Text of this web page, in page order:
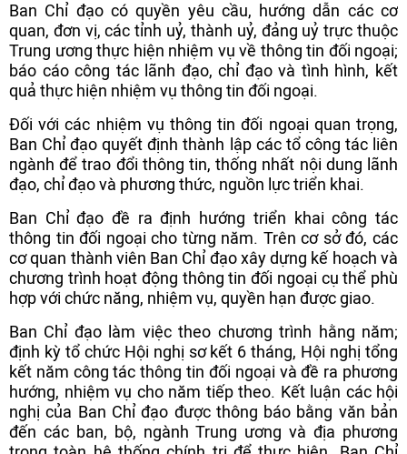
Ban Chỉ đạo có quyền yêu cầu, hướng dẫn các cơ
quan, đơn vị, các tỉnh uỷ, thành uỷ, đảng uỷ trực thuộc
Trung ương thực hiện nhiệm vụ về thông tin đối ngoại;
báo cáo công tác lãnh đạo, chỉ đạo và tình hình, kết
quả thực hiện nhiệm vụ thông tin đối ngoại.
Đối với các nhiệm vụ thông tin đối ngoại quan trọng,
Ban Chỉ đạo quyết định thành lập các tổ công tác liên
ngành để trao đổi thông tin, thống nhất nội dung lãnh
đạo, chỉ đạo và phương thức, nguồn lực triển khai.
Ban Chỉ đạo đề ra định hướng triển khai công tác
thông tin đối ngoại cho từng năm. Trên cơ sở đó, các
cơ quan thành viên Ban Chỉ đạo xây dựng kế hoạch và
chương trình hoạt động thông tin đối ngoại cụ thể phù
hợp với chức năng, nhiệm vụ, quyền hạn được giao.
Ban Chỉ đạo làm việc theo chương trình hằng năm;
định kỳ tổ chức Hội nghị sơ kết 6 tháng, Hội nghị tổng
kết năm công tác thông tin đối ngoại và đề ra phương
hướng, nhiệm vụ cho năm tiếp theo. Kết luận các hội
nghị của Ban Chỉ đạo được thông báo bằng văn bản
đến các ban, bộ, ngành Trung ương và địa phương